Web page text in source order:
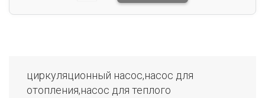
циркуляционный насос,насос для
отопления,насос для теплого